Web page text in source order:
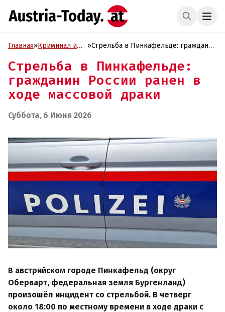
Главная»Криминал и
»Стрельба в Пинкафельде: гражданин
Стрельба в Пинкафельде:
гражданин России ранен в
ходе массовой драки
Суббота, 6 Июня 2026
В австрийском городе Пинкафельд (округ
Оберварт, федеральная земля Бургенланд)
произошёл инцидент со стрельбой. В четверг
около 18:00 по местному времени в ходе драки с